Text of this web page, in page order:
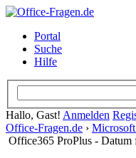
Portal
Suche
Hilfe
Hallo, Gast! Anmelden
Office-Fragen.de ›
Office365 ProPlus -